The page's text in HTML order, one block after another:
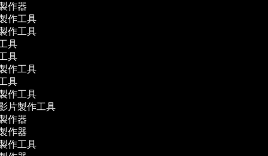
作器
作工具
作工具
具
具
作工具
具
作工具
片製作工具
作器
作器
作工具